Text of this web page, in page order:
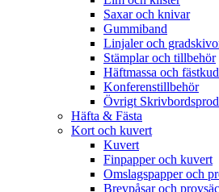
Saxar och knivar
Gummiband
Linjaler och
Stämplar och tillbehör
Häftmassa och
Konferenstillbehör
Övrigt
Häfta & Fästa
Kort och kuvert
Kuvert
Finpapper och kuvert
Omslagspapper och
Brevpåsar och